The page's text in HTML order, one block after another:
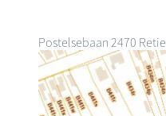
Postelsebaan 2470 Retie